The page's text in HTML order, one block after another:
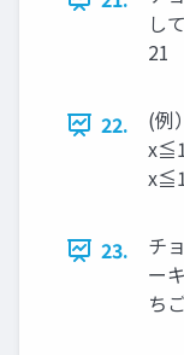
し
21
22.
(例
23.
チ
ー
ち